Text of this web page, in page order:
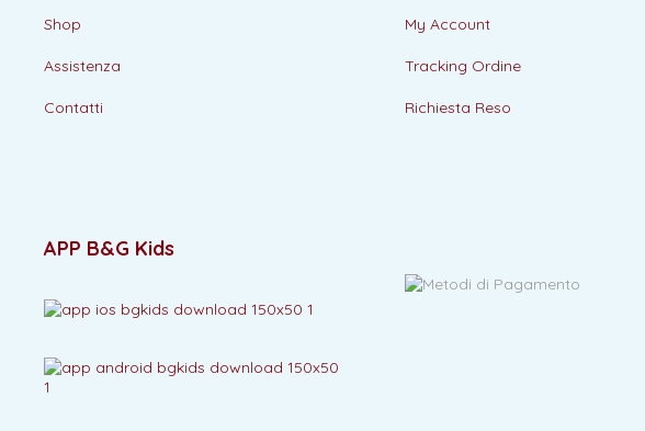
Shop
Assistenza
Contatti
My Account
Tracking Ordine
Richiesta Reso
APP B&G Kids